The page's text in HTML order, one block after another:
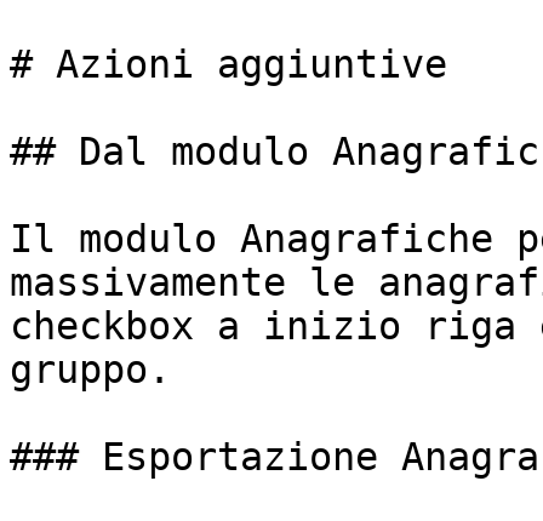
# Azioni aggiuntive
## Dal modulo
Il modulo Anagrafiche
massivamente le
checkbox a inizio
gruppo.
### Esportazione